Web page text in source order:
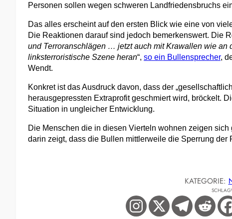
Personen sollen wegen schweren Landfriedensbruchs
Das alles erscheint auf den ersten Blick wie eine von
Die Reaktionen darauf sind jedoch bemerkenswert. Die
und Terroranschlägen … jetzt auch mit Krawallen wie an
linksterroristische Szene heran“, so ein Bullensprecher,
Wendt.
Konkret ist das Ausdruck davon, dass der
herausgepressten Extraprofit geschmiert wird, bröckelt.
Situation in ungleicher Entwicklung.
Die Menschen die in diesen Vierteln wohnen zeigen
darin zeigt, dass die Bullen mittlerweile die Sperrung der
KATEGORIE: